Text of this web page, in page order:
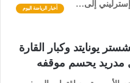
أخبار الرياضة اليوم
يونايتد وكبار القارة
مدريد يحسم موقفه